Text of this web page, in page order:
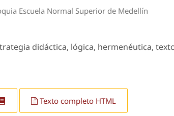
Escuela Normal Superior de Medellín
didáctica, lógica, hermenéutica,
Texto completo HTML